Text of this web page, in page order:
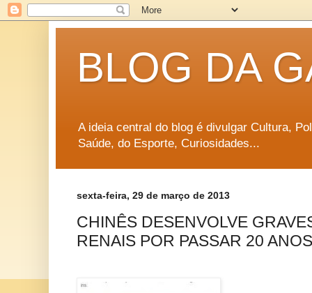
BLOG DA
A ideia central do blog é divulgar Cultura,
Saúde, do Esporte, Curiosidades...
sexta-feira, 29 de março de 2013
CHINÊS DESENVOLVE
RENAIS POR PASSAR 20